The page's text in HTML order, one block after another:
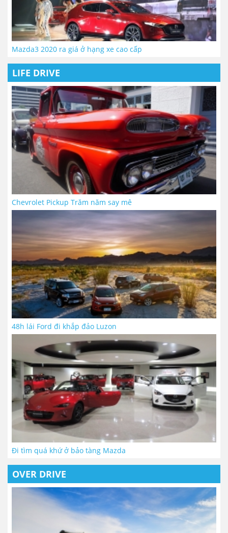
Mazda3 2020 ra giá ở hạng xe cao cấp
LIFE DRIVE
Chevrolet Pickup Trăm năm say mê
48h lái Ford đi khắp đảo Luzon
Đi tìm quá khứ ở bảo tàng Mazda
OVER DRIVE